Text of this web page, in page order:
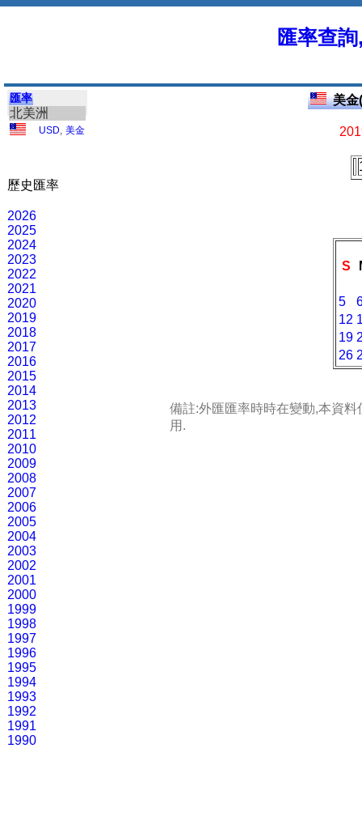
匯率查
匯率
北美洲
USD 美金
歷史匯率
2026
2025
2024
2023
2022
2021
2020
2019
2018
2017
2016
2015
2014
2013
2012
2011
2010
2009
2008
2007
2006
2005
2004
2003
2002
2001
2000
1999
1998
1997
1996
1995
1994
1993
1992
1991
1990
美金
S
5
12
19
26
備註:外匯匯率時時在變動,本資
用.